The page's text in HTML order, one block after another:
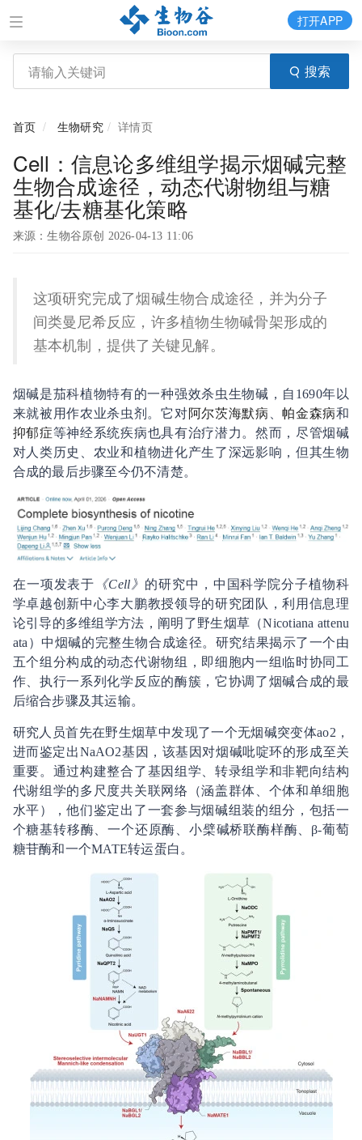
搜索
打开APP
首页 生物研究 详情页
Cell：信息论多维组学揭示烟碱完整
生物合成途径，动态代谢物组与糖
基化/去糖基化策略
来源：生物谷原创 2026-04-13 11:06
这项研究完成了烟碱生物合成途径，并为分子
间类曼尼希反应，许多植物生物碱骨架形成的
基本机制，提供了关键见解。
烟碱是茄科植物特有的一种强效杀虫生物碱，自1690年以
来就被用作农业杀虫剂。它对阿尔茨海默病 、帕金森病和
抑郁症等神经系统疾病也具有治疗潜力。然而，尽管烟碱
对人类历史、农业和植物进化产生了深远影响，但其生物
合成的最后步骤至今仍不清楚。
在一项发表于 《Cell》 的研究中，中国科学院分子植物科
学卓越创新中心李大鹏教授领导的研究团队，利用信息理
论引导的多维组学方法，阐明了野生烟草（Nicotiana attenu
ata）中烟碱的完整生物合成途径。研究结果揭示了一个由
五个组分构成的动态代谢物组，即细胞内一组临时协同工
作、执行一系列化学反应的酶簇，它协调了烟碱合成的最
后缩合步骤及其运输。
研究人员首先在野生烟草中发现了一个无烟碱突变体ao2，
进而鉴定出NaAO2基因，该基因对烟碱吡啶环的形成至关
重要。通过构建整合了基因组学、转录组学和非靶向结构
代谢组学的多尺度共关联网络（涵盖群体、个体和单细胞
水平），他们鉴定出了一套参与烟碱组装的组分，包括一
个糖基转移酶、一个还原酶、小檗碱桥联酶样酶、β-葡萄
糖苷酶和一个MATE转运蛋白。